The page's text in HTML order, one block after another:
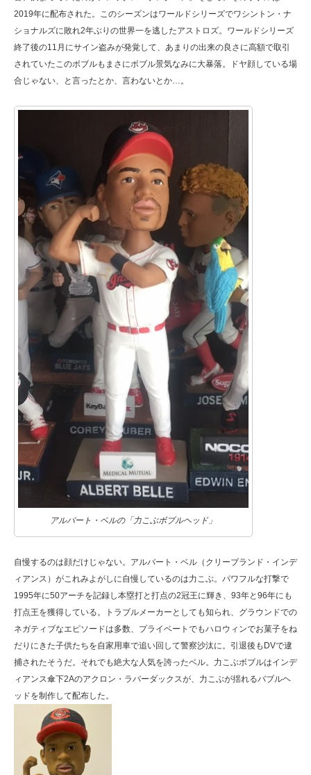
2019年に配布された。このシーズンはワールドシリーズでワシントン・ナ
ショナルズに敗れ2年ぶりの世界一を逃したアストロズ。ワールドシリーズ
終了後の11月にサイン盗みが発覚して、あまりの出来の良さに高額で取引
されていたこのボブルもまさにボブル景気なみに大暴落。ドヤ顔している場
合じゃない、と言ったとか、言わないとか…。
アルバート・ベルの「力こぶボブルヘッド」
自慢するのは顔だけじゃない。アルバート・ベル（クリーブランド・インデ
ィアンス）がこれみよがしに自慢しているのは力こぶ。パワフルな打撃で
1995年に50アーチを記録し本塁打と打点の2冠王に輝き、93年と96年にも
打点王を獲得している。トラブルメーカーとしても知られ、グラウンドでの
ネガティブなエピソードは多数、プライベートでもハロウィンでお菓子をね
だりにきた子供たちを自家用車で追い回して警察沙汰に。引退後もDVで逮
捕されたそうだ。それでも絶大な人気を誇ったベル。力こぶボブルはインデ
ィアンス傘下2Aのアクロン・ラバーダックスが、力こぶが揺れるバブルヘ
ッドを制作して配布した。